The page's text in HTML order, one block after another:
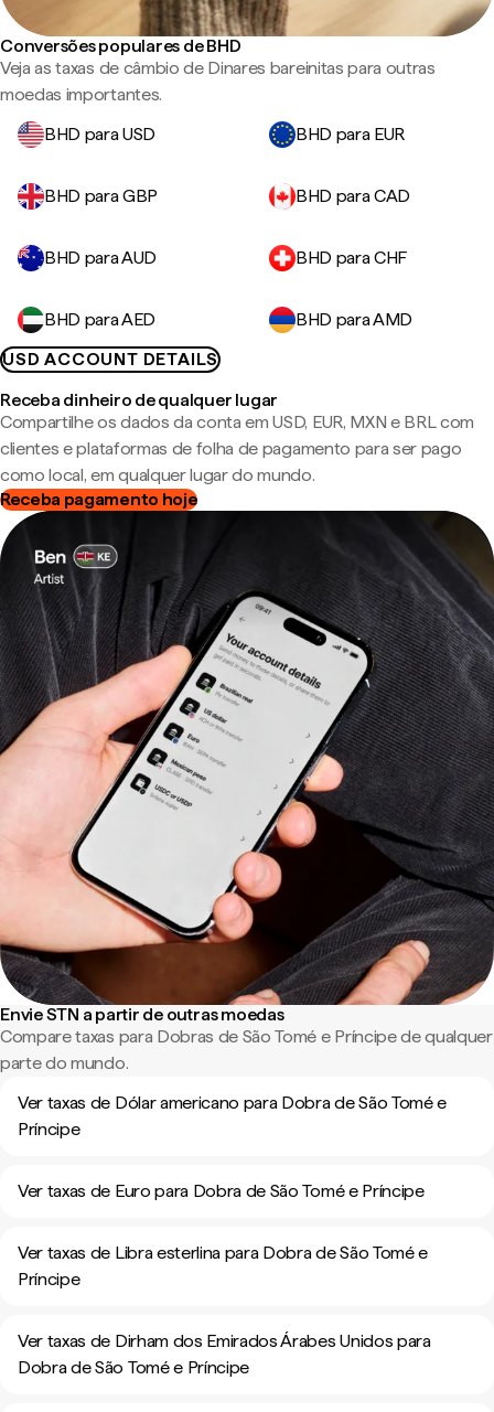
Conversões populares de BHD
Veja as taxas de câmbio de Dinares bareinitas para outras
moedas importantes.
BHD para USD
BHD para EUR
BHD para GBP BHD para CAD
BHD para AUD BHD para CHF
BHD para AED
BHD para AMD
USD ACCOUNT DETAILS
Receba dinheiro de qualquer lugar
Compartilhe os dados da conta em USD, EUR, MXN e BRL com
clientes e plataformas de folha de pagamento para ser pago
como local, em qualquer lugar do mundo.
Receba pagamento hoje
Envie STN a partir de outras moedas
Compare taxas para Dobras de São Tomé e Príncipe de qualquer
parte do mundo.
Ver taxas de Dólar americano para Dobra de São Tomé e
Príncipe
Ver taxas de Euro para Dobra de São Tomé e Príncipe
Ver taxas de Libra esterlina para Dobra de São Tomé e
Príncipe
Ver taxas de Dirham dos Emirados Árabes Unidos para
Dobra de São Tomé e Príncipe